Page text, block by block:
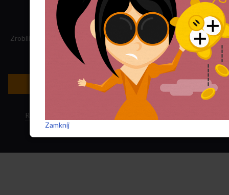
Zrobiliśmy tę stronę, składamy „Nowego Obywatela”. Nasz dochód
przeznaczamy na jego wydawanie.
Zatrudnij nas do projektu!
Newsletter »
Regulamin sklepu Polityka ciasteczek
Subskrypcja RSS
Zamknij